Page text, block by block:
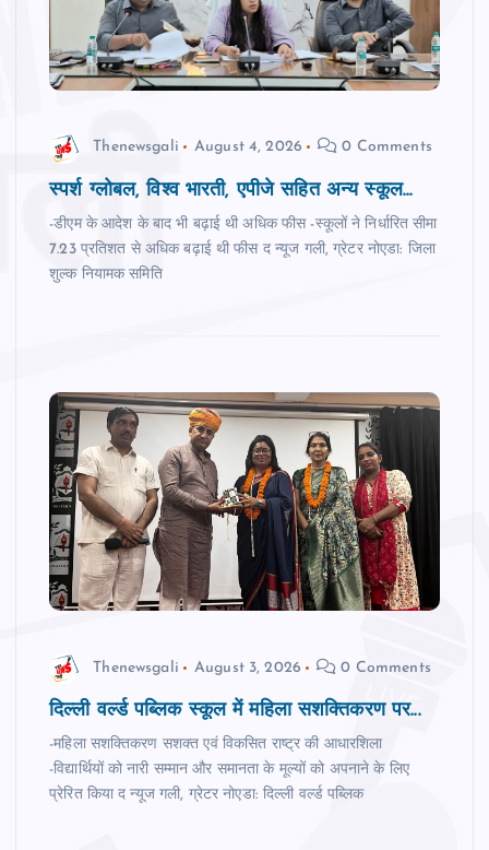
Thenewsgali August 4, 2026 0 Comments
स्‍पर्श ग्‍लोबल, विश्‍व भारती, एपीजे सहित अन्‍य स्‍कूल...
-डीएम के आदेश के बाद भी बढ़ाई थी अधिक फीस -स्‍कूलों ने निर्धारित सीमा
7.23 प्रतिशत से अधिक बढ़ाई थी फीस द न्‍यूज गली, ग्रेटर नोएडा: जिला
शुल्क नियामक समिति
Thenewsgali August 3, 2026 0 Comments
दिल्ली वर्ल्ड पब्लिक स्कूल में महिला सशक्तिकरण पर...
-महिला सशक्तिकरण सशक्त एवं विकसित राष्ट्र की आधारशिला
-विद्यार्थियों को नारी सम्मान और समानता के मूल्यों को अपनाने के लिए
प्रेरित किया द न्‍यूज गली, ग्रेटर नोएडा: दिल्ली वर्ल्ड पब्लिक